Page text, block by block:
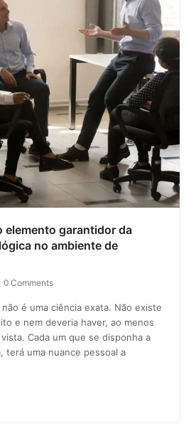
elemento garantidor da
no ambiente de
0 Comments
é uma ciência exata. Não existe
e nem deveria haver, ao menos
Cada um que se disponha a
terá uma nuance pessoal a